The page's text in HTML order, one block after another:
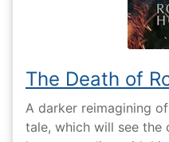
The Death of
A darker reimagining
tale, which will see the